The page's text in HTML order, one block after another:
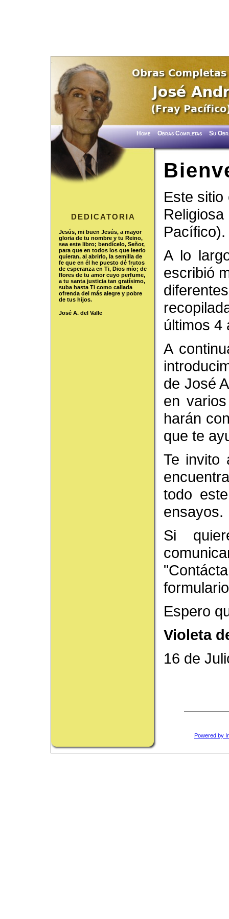
Home Obras Completas Su
DEDICATORIA
Jesús, mi buen Jesús, a mayor
gloria de tu nombre y tu Reino,
sea este libro; bendícelo, Señor,
para que en todos los que leerlo
quieran, al abrirlo, la semilla de
fe que en él he puesto dé frutos
de esperanza en Ti, Dios mío; de
flores de tu amor cuyo perfume,
a tu santa justicia tan gratísimo,
suba hasta Ti como callada
ofrenda del más alegre y pobre
de tus hijos.
José A. del Valle
Este sitio
Pacífico).
A lo
escribió
últimos 4
A
de José
en
harán
que te
Te invito
todo
ensayos.
Si
Espero
Violeta
16 de
Powered by